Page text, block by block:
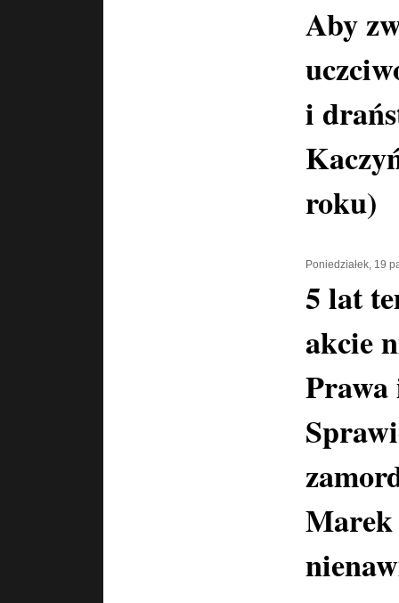
Aby
i
roku)
Poniedziałek, 19
5 lat
akcie
Prawa
Marek